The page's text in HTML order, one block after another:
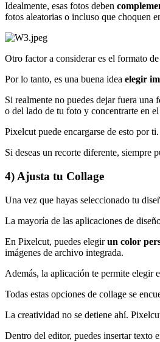
Idealmente, esas fotos deben
fotos aleatorias o incluso que choquen
Otro factor a considerar es el formato
Por lo tanto, es una buena idea elegir
Si realmente no puedes dejar fuera
o del lado de tu foto y concentrarte en
Pixelcut puede encargarse de esto por
Si deseas un recorte diferente, siempre
4) Ajusta tu Collage
Una vez que hayas seleccionado tu
La mayoría de las aplicaciones de
En Pixelcut, puedes elegirun color
imágenes de archivo integrada.
Además, la aplicación te permite elegir
Todas estas opciones de collage se
La creatividad no se detiene ahí.
Dentro del editor, puedes insertar texto